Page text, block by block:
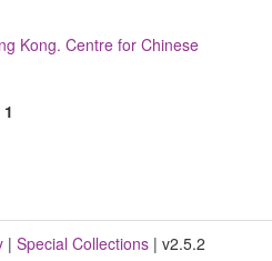
Kong. Centre for Chinese
1
| Special Collections | v2.5.2